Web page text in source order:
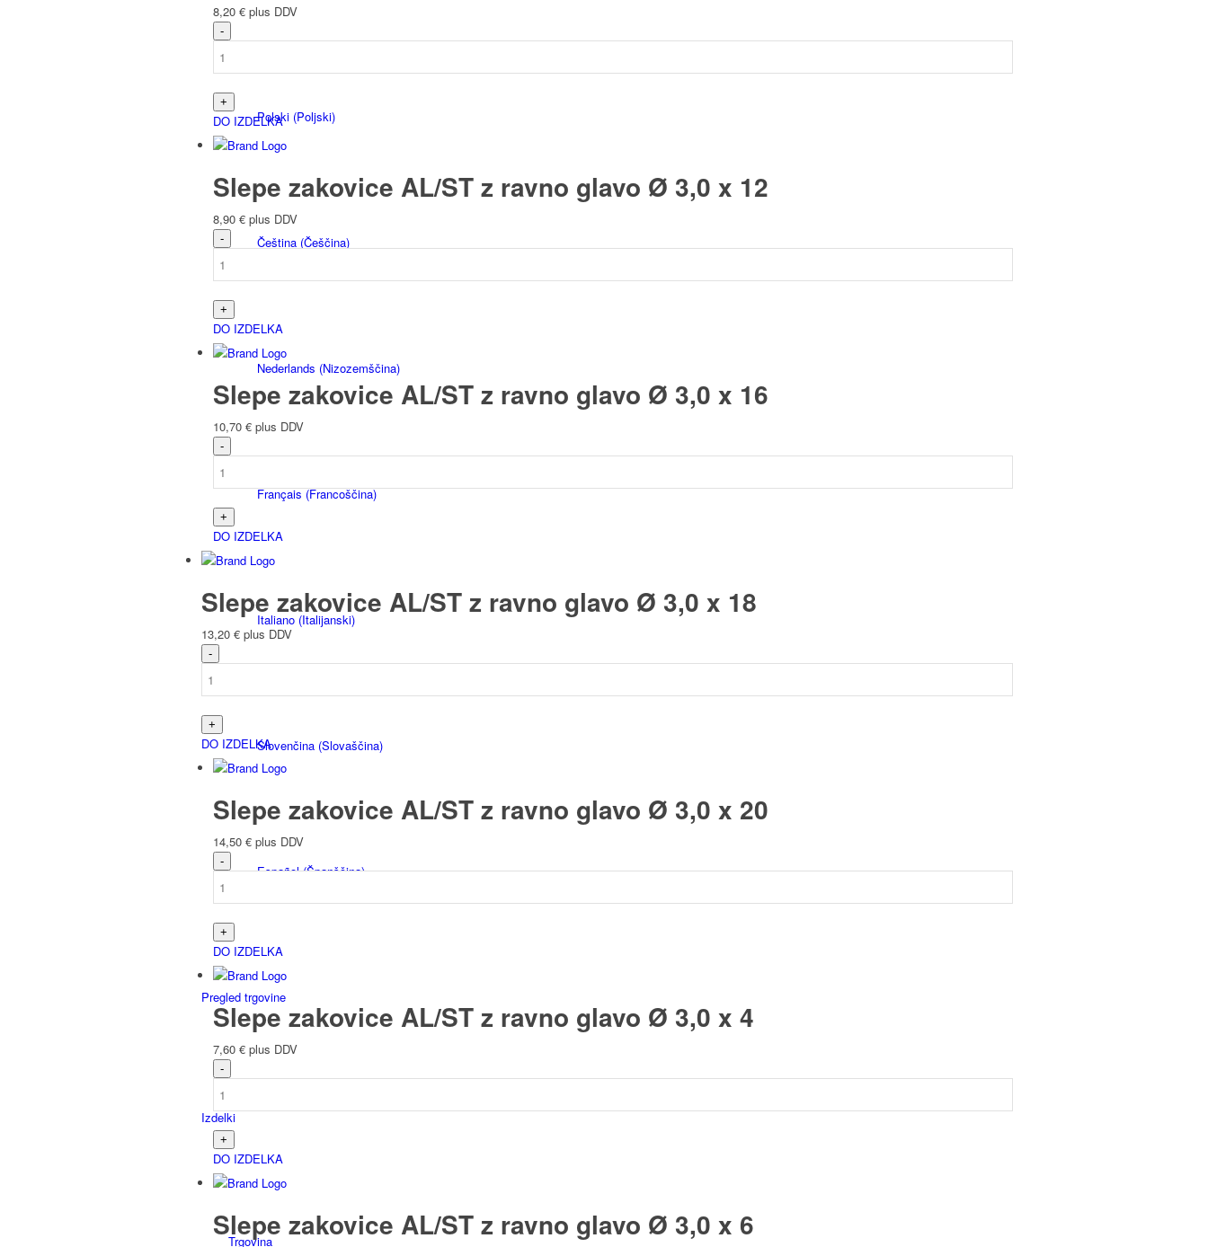
Polski (Poljski)
Čeština (Češčina)
Nederlands (Nizozemščina)
Français(Francoščina)
Italiano (Italijanski)
Slovenčina (Slovaščina)
Español(Španščina)
Pregled trgovine
Izdelki
Trgovina
8,20 € plus DDV
DO IZDELKA
Slepe zakovice AL/ST z ravno glavo Ø 3,0 x 12
8,90 € plus DDV
DO IZDELKA
Slepe zakovice AL/ST z ravno glavo Ø 3,0 x 16
10,70 € plus DDV
DO IZDELKA
Slepe zakovice AL/ST z ravno glavo Ø 3,0 x 18
13,20 € plus DDV
DO IZDELKA
Slepe zakovice AL/ST z ravno glavo Ø 3,0 x 20
14,50 € plus DDV
DO IZDELKA
Slepe zakovice AL/ST z ravno glavo Ø 3,0 x 4
7,60 € plus DDV
DO IZDELKA
Slepe zakovice AL/ST z ravno glavo Ø 3,0 x 6